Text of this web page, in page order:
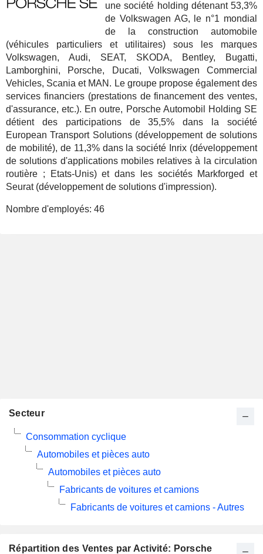
une société holding détenant 53,3%
de Volkswagen AG, le n°1 mondial
de la construction automobile
(véhicules particuliers et utilitaires) sous les marques
Volkswagen, Audi, SEAT, SKODA, Bentley, Bugatti,
Lamborghini, Porsche, Ducati, Volkswagen Commercial
Vehicles, Scania et MAN. Le groupe propose également des
services financiers (prestations de financement des ventes,
d'assurance, etc.). En outre, Porsche Automobil Holding SE
détient des participations de 35,5% dans la société
European Transport Solutions (développement de solutions
de mobilité), de 11,3% dans la société Inrix (développement
de solutions d'applications mobiles relatives à la circulation
routière ; Etats-Unis) et dans les sociétés Markforged et
Seurat (développement de solutions d'impression).
Nombre d'employés: 46
Répartition des Ventes par Activité: Porsche
Secteur
Consommation cyclique
Automobiles et pièces auto
Automobiles et pièces auto
Fabricants de voitures et camions
Fabricants de voitures et camions - Autres